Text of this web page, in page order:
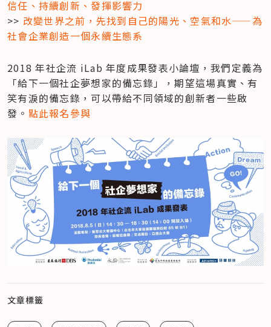
信任、持續創新、發揮影響力
>> 改變世界之前，先找到自己的陽光、空氣和水——為
社會企業創造一個永續生態系
2018 年社企流 iLab 年度成果發表小論壇，我們定義為
「給下一個社企夢想家的備忘錄」，期望這場真實、有
笑有淚的備忘錄，可以帶給不同領域的創新者一些啟
發。 點此報名參與
文章標籤